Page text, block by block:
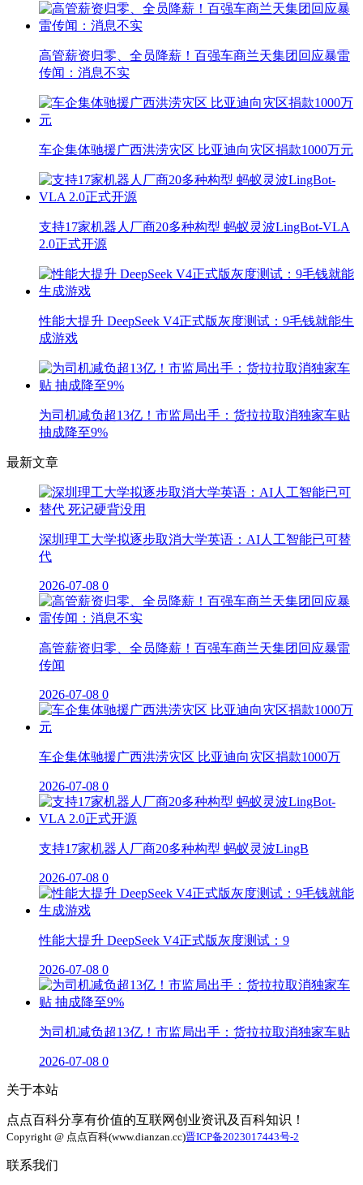
高管薪资归零、全员降薪！百强车商兰天集团回应暴雷
传闻：消息不实
车企集体驰援广西洪涝灾区 比亚迪向灾区捐款1000万元
支持17家机器人厂商20多种构型 蚂蚁灵波LingBot-VLA
2.0正式开源
性能大提升 DeepSeek V4正式版灰度测试：9毛钱就能生
成游戏
为司机减负超13亿！市监局出手：货拉拉取消独家车贴
抽成降至9%
最新文章
深圳理工大学拟逐步取消大学英语：AI人工智能已可替
代
2026-07-08 0
高管薪资归零、全员降薪！百强车商兰天集团回应暴雷
传闻
2026-07-08 0
车企集体驰援广西洪涝灾区 比亚迪向灾区捐款1000万
2026-07-08 0
支持17家机器人厂商20多种构型 蚂蚁灵波LingB
2026-07-08 0
性能大提升 DeepSeek V4正式版灰度测试：9
2026-07-08 0
为司机减负超13亿！市监局出手：货拉拉取消独家车贴
2026-07-08 0
关于本站
点点百科分享有价值的互联网创业资讯及百科知识！
Copyright @ 点点百科(www.dianzan.cc)晋ICP备2023017443号-2
联系我们